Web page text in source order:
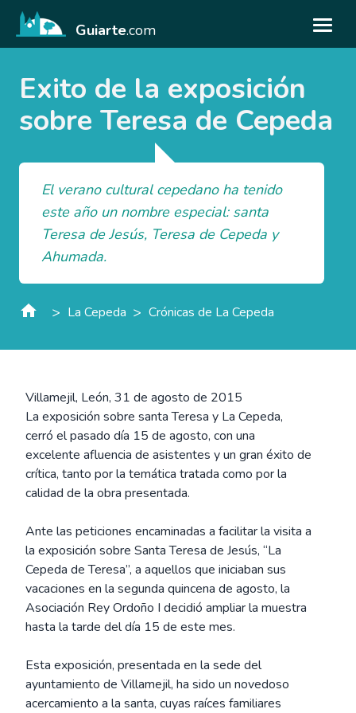
Guiarte.com
Exito de la exposición
sobre Teresa de Cepeda
El verano cultural cepedano ha tenido
este año un nombre especial: santa
Teresa de Jesús, Teresa de Cepeda y
Ahumada.
> La Cepeda > Crónicas de La Cepeda
Villamejil, León, 31 de agosto de 2015
La exposición sobre santa Teresa y La Cepeda,
cerró el pasado día 15 de agosto, con una
excelente afluencia de asistentes y un gran éxito de
crítica, tanto por la temática tratada como por la
calidad de la obra presentada.
Ante las peticiones encaminadas a facilitar la visita a
la exposición sobre Santa Teresa de Jesús, “La
Cepeda de Teresa”, a aquellos que iniciaban sus
vacaciones en la segunda quincena de agosto, la
Asociación Rey Ordoño I decidió ampliar la muestra
hasta la tarde del día 15 de este mes.
Esta exposición, presentada en la sede del
ayuntamiento de Villamejil, ha sido un novedoso
acercamiento a la santa, cuyas raíces familiares